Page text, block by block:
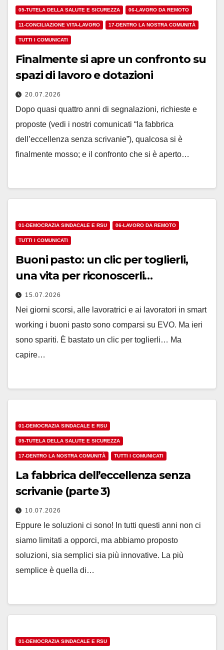
05-TUTELA DELLA SALUTE E SICUREZZA 06-LAVORO DA REMOTO
11-CONCILIAZIONE VITA-LAVORO 17-DENTRO LA NOSTRA COMUNITÀ
TUTTI I COMUNICATI
Finalmente si apre un confronto su
spazi di lavoro e dotazioni
20.07.2026
Dopo quasi quattro anni di segnalazioni, richieste e
proposte (vedi i nostri comunicati “la fabbrica
dell’eccellenza senza scrivanie”), qualcosa si è
finalmente mosso; e il confronto che si è aperto…
01-DEMOCRAZIA SINDACALE E RSU 06-LAVORO DA REMOTO
TUTTI I COMUNICATI
Buoni pasto: un clic per toglierli,
una vita per riconoscerli…
15.07.2026
Nei giorni scorsi, alle lavoratrici e ai lavoratori in smart
working i buoni pasto sono comparsi su EVO. Ma ieri
sono spariti. È bastato un clic per toglierli… Ma
capire…
01-DEMOCRAZIA SINDACALE E RSU
05-TUTELA DELLA SALUTE E SICUREZZA
17-DENTRO LA NOSTRA COMUNITÀ TUTTI I COMUNICATI
La fabbrica dell’eccellenza senza
scrivanie (parte 3)
10.07.2026
Eppure le soluzioni ci sono! In tutti questi anni non ci
siamo limitati a opporci, ma abbiamo proposto
soluzioni, sia semplici sia più innovative. La più
semplice è quella di…
01-DEMOCRAZIA SINDACALE E RSU